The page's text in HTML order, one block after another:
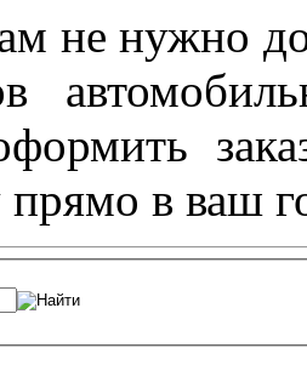
не нужно
прямо в ваш